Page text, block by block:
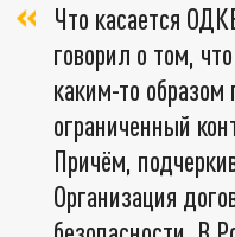
Что касается
говорил о том,
каким-то образом
ограниченный
Причём,
Организация